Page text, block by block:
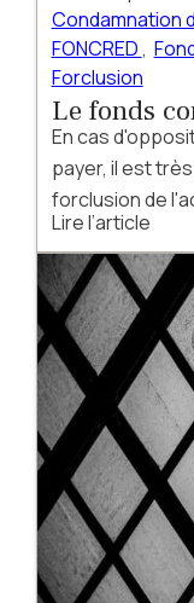
Condamnation
FONCRED,
Forclusion
Le fonds
FONCRED
forclos
En cas
payer, il est
forclusion de
Lire l’article